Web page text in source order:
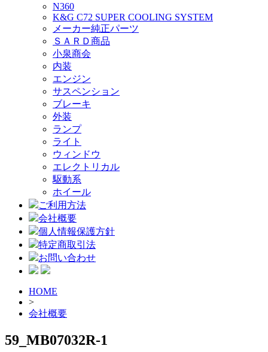
N360
K&G C72 SUPER COOLING SYSTEM
メーカー純正パーツ
ＳＡＲＤ商品
小泉商会
内装
エンジン
サスペンション
ブレーキ
外装
ランプ
ライト
ウィンドウ
エレクトリカル
駆動系
ホイール
ご利用方法
会社概要
個人情報保護方針
特定商取引法
お問い合わせ
HOME
>
会社概要
59_MB07032R-1